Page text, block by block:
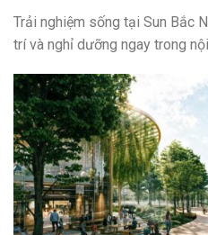
Trải nghiệm sống tại Sun Bắc
trí và nghỉ dưỡng ngay trong nội